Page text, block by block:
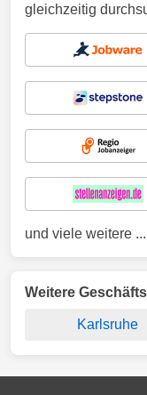
gleichzeitig
und viele weitere ...
Weitere
Karlsruhe